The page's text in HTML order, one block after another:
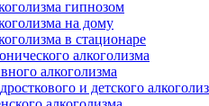
гипнозом
на дому
в стационаре
алкоголизма
алкоголизма
и детского